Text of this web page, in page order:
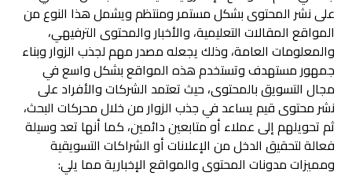
على نشر المحتوى بشكل مستمر ومنتظم ويشمل هذا النوع من
المواقع المقالات التعليمية، والأخبار والمحتوى الترفيهي،
والمعلومات العامة، وذلك يجعله مصدر مهم لجذب الزوار وبناء
جمهور مستهدف وتستخدم هذه المواقع بشكل واسع في
مجال التسويق بالمحتوى، حيث تعتمد الشركات والأفراد على
نشر محتوى قيم يساعد في جذب الزوار من خلال محركات البحث،
ثم تحويلهم إلى عملاء أو متابعين دائمين، كما أنها تعد وسيلة
فعالة لتحقيق الدخل من الإعلانات أو الشراكات التسويقية
ومميزات مدونات المحتوى والمواقع الإخبارية مما يلي: